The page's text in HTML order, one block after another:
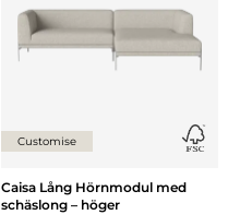
Customise
Caisa Lång Hörnmodul med
schäslong – höger